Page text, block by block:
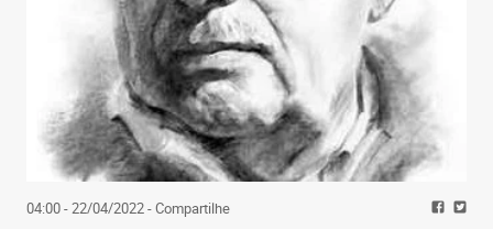
04:00 - 22/04/2022- Compartilhe